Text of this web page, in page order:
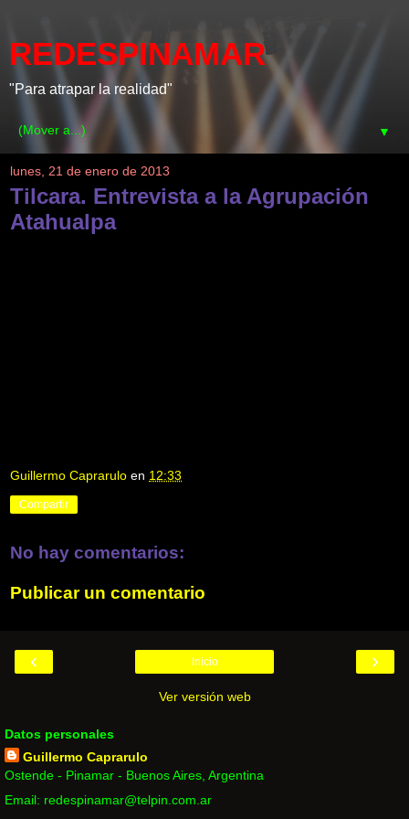
REDESPINAMAR
"Para atrapar la realidad"
▼
lunes, 21 de enero de 2013
Tilcara. Entrevista a la Agrupación
Atahualpa
Guillermo Caprarulo en 12:33
Compartir
No hay comentarios:
Publicar un comentario
‹ ›
Inicio
Ver versión web
Datos personales
Guillermo Caprarulo
Ostende - Pinamar - Buenos Aires, Argentina
Email: redespinamar@telpin.com.ar